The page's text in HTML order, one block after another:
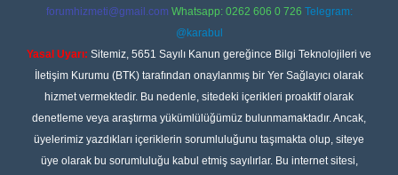
forumhizmeti@gmail.com Whatsapp: 0262 606 0 726 Telegram:
@karabul
Yasal Uyarı: Sitemiz, 5651 Sayılı Kanun gereğince Bilgi Teknolojileri ve
İletişim Kurumu (BTK) tarafından onaylanmış bir Yer Sağlayıcı olarak
hizmet vermektedir. Bu nedenle, sitedeki içerikleri proaktif olarak
denetleme veya araştırma yükümlülüğümüz bulunmamaktadır. Ancak,
üyelerimiz yazdıkları içeriklerin sorumluluğunu taşımakta olup, siteye
üye olarak bu sorumluluğu kabul etmiş sayılırlar. Bu internet sitesi,